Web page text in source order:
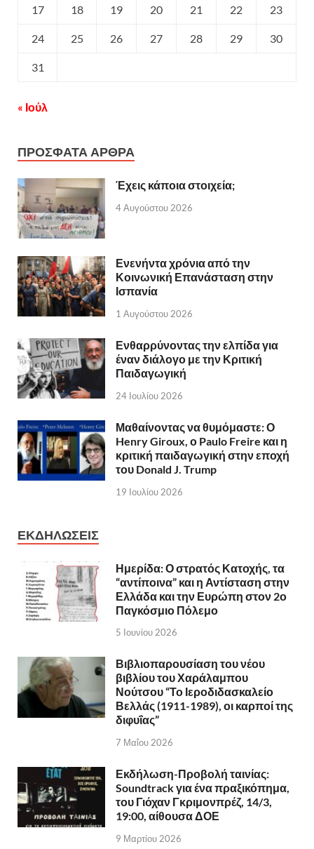
17 18 19 20 21 22 23
24 25 26 27 28 29 30
31
« Ιούλ
ΠΡΟΣΦΑΤΑ ΑΡΘΡΑ
Έχεις κάποια στοιχεία;
4 Αυγούστου 2026
Ενενήντα χρόνια από την
Κοινωνική Επανάσταση στην
Ισπανία
1 Αυγούστου 2026
Ενθαρρύνοντας την ελπίδα για
έναν διάλογο με την Κριτική
Παιδαγωγική
24 Ιουλίου 2026
Μαθαίνοντας να θυμόμαστε: Ο
Henry Giroux, ο Paulo Freire και η
κριτική παιδαγωγική στην εποχή
του Donald J. Trump
19 Ιουλίου 2026
ΕΚΔΗΛΩΣΕΙΣ
Ημερίδα: Ο στρατός Κατοχής, τα
“αντίποινα” και η Αντίσταση στην
Ελλάδα και την Ευρώπη στον 2ο
Παγκόσμιο Πόλεμο
5 Ιουνίου 2026
Βιβλιοπαρουσίαση του νέου
βιβλίου του Χαράλαμπου
Νούτσου “Το Ιεροδιδασκαλείο
Βελλάς (1911-1989), οι καρποί της
διφυΐας”
7 Μαΐου 2026
Εκδήλωση-Προβολή ταινίας:
Soundtrack για ένα πραξικόπημα,
του Γιόχαν Γκριμονπρέζ, 14/3,
19:00, αίθουσα ΔΟΕ
9 Μαρτίου 2026